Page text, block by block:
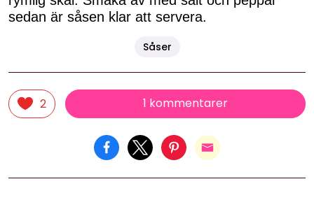
sedan är såsen klar att servera.
Såser
2 1 kommentarer